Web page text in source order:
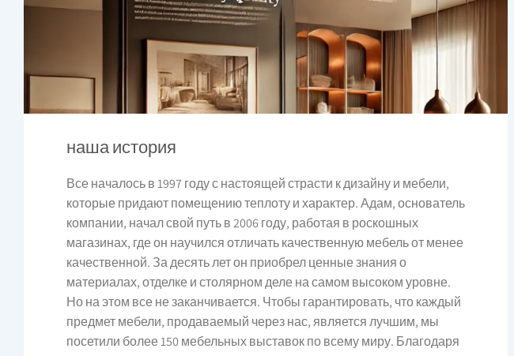
наша история
Все началось в 1997 году с настоящей страсти к дизайну и мебели,
которые придают помещению теплоту и характер. Адам, основатель
компании, начал свой путь в 2006 году, работая в роскошных
магазинах, где он научился отличать качественную мебель от менее
качественной. За десять лет он приобрел ценные знания о
материалах, отделке и столярном деле на самом высоком уровне.
Но на этом все не заканчивается. Чтобы гарантировать, что каждый
предмет мебели, продаваемый через нас, является лучшим, мы
посетили более 150 мебельных выставок по всему миру. Благодаря